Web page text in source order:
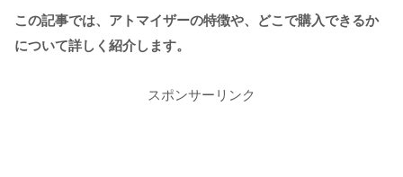
この記事では、アトマイザーの特徴や、どこで購入できるか
について詳しく紹介します。
スポンサーリンク